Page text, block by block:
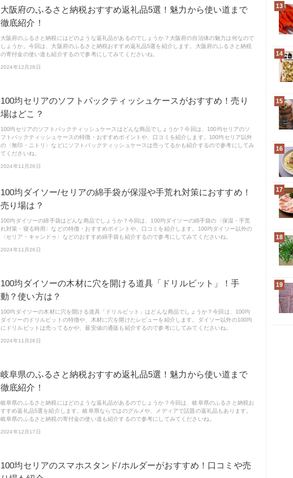
大阪府のふるさと納税おすすめ返礼品5選！魅力から使い道まで
徹底紹介！
大阪府のふるさと納税にはどのような返礼品があるのでしょうか？大阪府の自治体の魅力は何なので
しょうか。今回は、大阪府のふるさと納税おすすめ返礼品5選を紹介します。大阪府のふるさと納税
の寄付金の使い道も紹介するので参考にしてみてくださいね。
2024年12月28日
100均セリアのソフトパックティッシュケースがおすすめ！売り
場はどこ？
100均セリアのソフトパックティッシュケースはどんな商品でしょうか？今回は、100均セリアのソ
フトパックティッシュケースの特徴・おすすめポイントや、口コミを紹介します。100均セリア以外
の〈無印・ニトリ〉などにソフトパックティッシュケースは売ってるかも紹介するので参考にしてみ
てくださいね。
2024年11月26日
100均ダイソー/セリアの綿手袋が保湿や手荒れ対策におすすめ！
売り場は？
100均ダイソーの綿手袋はどんな商品でしょうか？今回は、100均ダイソーの綿手袋の〈保湿・手荒
れ対策・寝る時用〉などの特徴・おすすめポイントや、口コミを紹介します。100均ダイソー以外の
〈セリア・キャンドゥ〉などのおすすめ綿手袋も紹介するので参考にしてみてくださいね。
2024年11月26日
100均ダイソーの木材に穴を開ける道具「ドリルビット」！手
動？使い方は？
100均ダイソーの木材に穴を開ける道具「ドリルビット」はどんな商品でしょうか？今回は、100均
ダイソーのドリルビットの特徴や、木材に穴を開けたレビューを紹介します。ダイソー以外の100均
にドリルビットは売ってるかや、最安値の通販も紹介するので参考にしてみてくださいね。
2024年11月26日
岐阜県のふるさと納税おすすめ返礼品5選！魅力から使い道まで
徹底紹介！
岐阜県のふるさと納税にはどのような返礼品があるのでしょうか？今回は、岐阜県のふるさと納税お
すすめ返礼品5選を紹介します。岐阜県ならではのグルメや、メディアで話題の返礼品もあります。
岐阜県のふるさと納税の寄付金の使い道も紹介するので参考にしてみてくださいね。
2024年12月17日
100均セリアのスマホスタンド/ホルダーがおすすめ！口コミや売
13
14
15
16
17
18
19